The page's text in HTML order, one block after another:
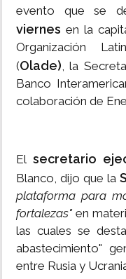
evento que se
viernesen la
Organización
(Olade), la
Banco
colaboración de
El secretario
Blanco, dijo que la
plataforma para
fortalezas" en
las cuales se
abastecimiento"
entre Rusia y